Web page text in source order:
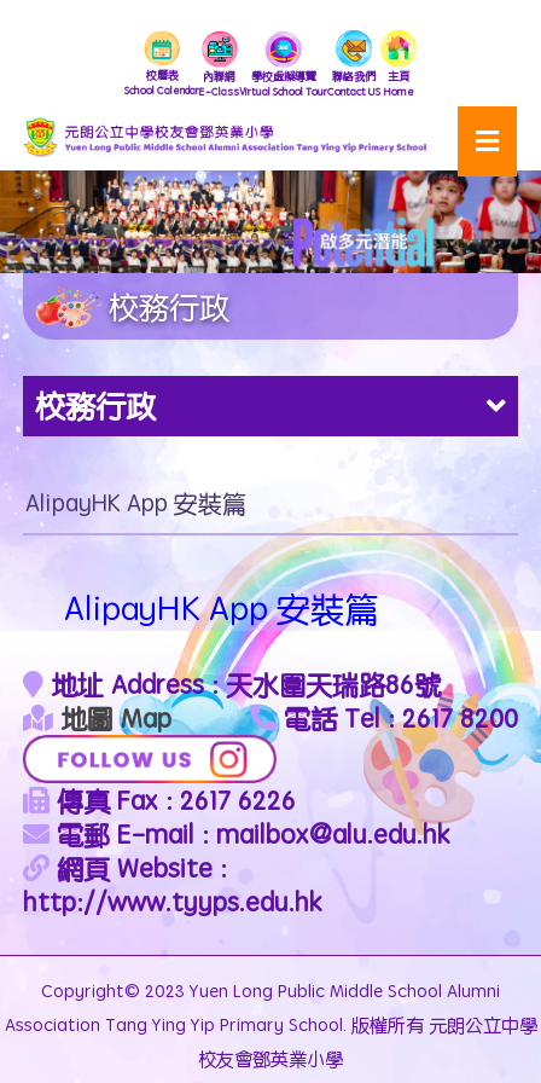
校曆表
School Calendar
內聯網
E-Class
學校虛擬導覽
Virtual School Tour
聯絡我們
Contact US
主頁
Home
校務行政
校務行政
AlipayHK App 安裝篇
AlipayHK App 安裝篇
地址 Address : 天水圍天瑞路86號
地圖 Map
電話 Tel : 2617 8200
傳真 Fax : 2617 6226
電郵 E-mail : mailbox@alu.edu.hk
網頁 Website :
http://www.tyyps.edu.hk
Copyright© 2023 Yuen Long Public Middle School Alumni
Association Tang Ying Yip Primary School. 版權所有 元朗公立中學
校友會鄧英業小學